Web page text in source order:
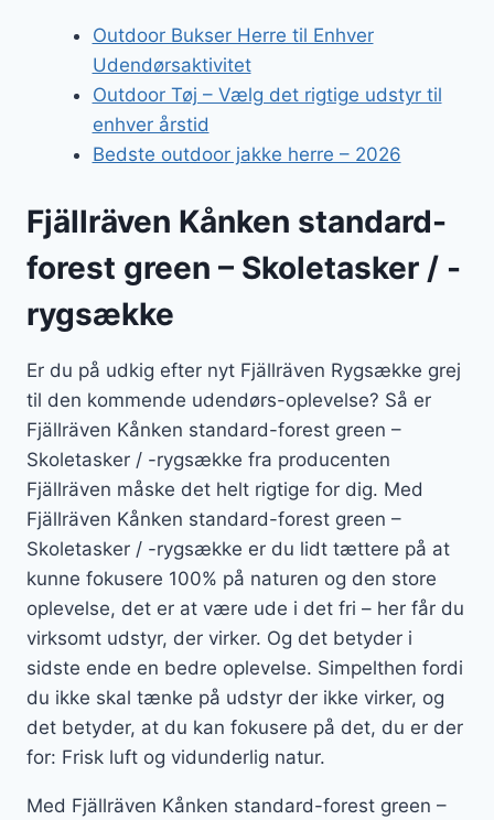
Outdoor Bukser Herre til Enhver
Udendørsaktivitet
Outdoor Tøj – Vælg det rigtige udstyr til
enhver årstid
Bedste outdoor jakke herre – 2026
Fjällräven Kånken standard-
forest green – Skoletasker / -
rygsække
Er du på udkig efter nyt Fjällräven Rygsække grej
til den kommende udendørs-oplevelse? Så er
Fjällräven Kånken standard-forest green –
Skoletasker / -rygsække fra producenten
Fjällräven måske det helt rigtige for dig. Med
Fjällräven Kånken standard-forest green –
Skoletasker / -rygsække er du lidt tættere på at
kunne fokusere 100% på naturen og den store
oplevelse, det er at være ude i det fri – her får du
virksomt udstyr, der virker. Og det betyder i
sidste ende en bedre oplevelse. Simpelthen fordi
du ikke skal tænke på udstyr der ikke virker, og
det betyder, at du kan fokusere på det, du er der
for: Frisk luft og vidunderlig natur.
Med Fjällräven Kånken standard-forest green –